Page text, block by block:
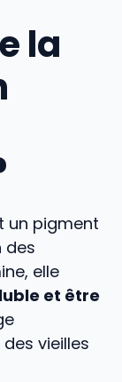
la
un pigment
des
elle
et être
vieilles